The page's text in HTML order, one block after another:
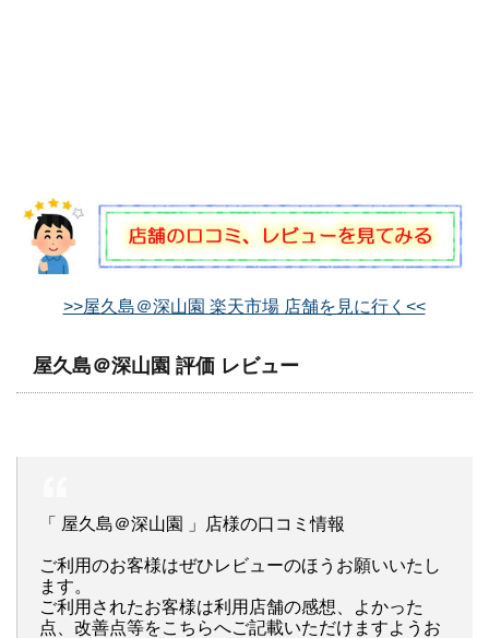
>>屋久島＠深山園 楽天市場 店舗を見に行く<<
屋久島＠深山園 評価 レビュー
「 屋久島＠深山園 」店様の口コミ情報
ご利用のお客様はぜひレビューのほうお願いいたし
ます。
ご利用されたお客様は利用店舗の感想、よかった
点、改善点等をこちらへご記載いただけますようお